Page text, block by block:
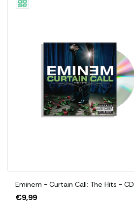
Eminem - Curtain Call: The Hits - CD
€9,99